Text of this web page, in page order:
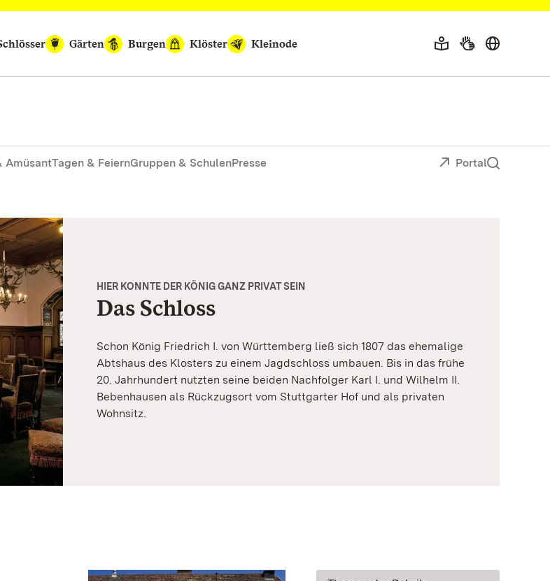
Gärten Burgen Klöster Kleinode
AmüsantTagen & FeiernGruppen & SchulenPresse Portal
HIER KONNTE DER KÖNIG GANZ PRIVAT SEIN
Das Schloss
Schon König Friedrich I. von Württemberg ließ sich 1807 das ehemalige
Abtshaus des Klosters zu einem Jagdschloss umbauen. Bis in das frühe
20. Jahrhundert nutzten seine beiden Nachfolger Karl I. und Wilhelm II.
Bebenhausen als Rückzugsort vom Stuttgarter Hof und als privaten
Wohnsitz.